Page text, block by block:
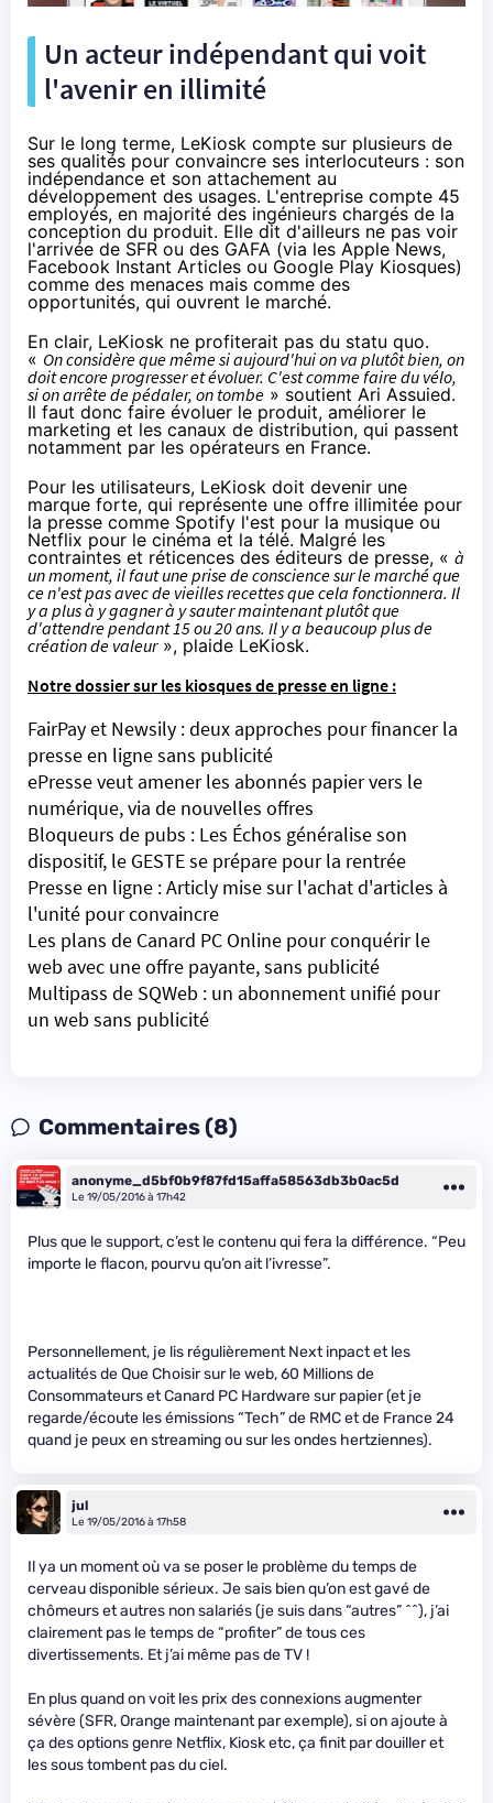
Un acteur indépendant qui voit
l'avenir en illimité
Sur le long terme, LeKiosk compte sur plusieurs de
ses qualités pour convaincre ses interlocuteurs : son
indépendance et son attachement au
développement des usages. L'entreprise compte 45
employés, en majorité des ingénieurs chargés de la
conception du produit. Elle dit d'ailleurs ne pas voir
l'arrivée de SFR ou des GAFA (via les Apple News,
Facebook Instant Articles ou Google Play Kiosques)
comme des menaces mais comme des
opportunités, qui ouvrent le marché.
En clair, LeKiosk ne profiterait pas du statu quo.
« On considère que même si aujourd'hui on va plutôt bien, on
doit encore progresser et évoluer. C'est comme faire du vélo,
si on arrête de pédaler, on tombe » soutient Ari Assuied.
Il faut donc faire évoluer le produit, améliorer le
marketing et les canaux de distribution, qui passent
notamment par les opérateurs en France.
Pour les utilisateurs, LeKiosk doit devenir une
marque forte, qui représente une offre illimitée pour
la presse comme Spotify l'est pour la musique ou
Netflix pour le cinéma et la télé. Malgré les
contraintes et réticences des éditeurs de presse, « à
un moment, il faut une prise de conscience sur le marché que
ce n'est pas avec de vieilles recettes que cela fonctionnera. Il
y a plus à y gagner à y sauter maintenant plutôt que
d'attendre pendant 15 ou 20 ans. Il y a beaucoup plus de
création de valeur», plaide LeKiosk.
Notre dossier sur les kiosques de presse en ligne :
FairPay et Newsily : deux approches pour financer la
presse en ligne sans publicité
ePresse veut amener les abonnés papier vers le
numérique, via de nouvelles offres
Bloqueurs de pubs : Les Échos généralise son
dispositif, le GESTE se prépare pour la rentrée
Presse en ligne : Articly mise sur l'achat d'articles à
l'unité pour convaincre
Les plans de Canard PC Online pour conquérir le
web avec une offre payante, sans publicité
Multipass de SQWeb : un abonnement unifié pour
un web sans publicité
Commentaires (8)
anonyme_d5bf0b9f87fd15affa58563db3b0ac5d
Le 19/05/2016 à 17h42
Plus que le support, c’est le contenu qui fera la différence. “Peu
importe le flacon, pourvu qu’on ait l’ivresse”.
Personnellement, je lis régulièrement Next inpact et les
actualités de Que Choisir sur le web, 60 Millions de
Consommateurs et Canard PC Hardware sur papier (et je
regarde/écoute les émissions “Tech” de RMC et de France 24
quand je peux en streaming ou sur les ondes hertziennes).
jul
Le 19/05/2016 à 17h58
Il ya un moment où va se poser le problème du temps de
cerveau disponible sérieux. Je sais bien qu’on est gavé de
chômeurs et autres non salariés (je suis dans “autres” ^^), j’ai
clairement pas le temps de “profiter” de tous ces
divertissements. Et j’ai même pas de TV !
En plus quand on voit les prix des connexions augmenter
sévère (SFR, Orange maintenant par exemple), si on ajoute à
ça des options genre Netflix, Kiosk etc, ça finit par douiller et
les sous tombent pas du ciel.